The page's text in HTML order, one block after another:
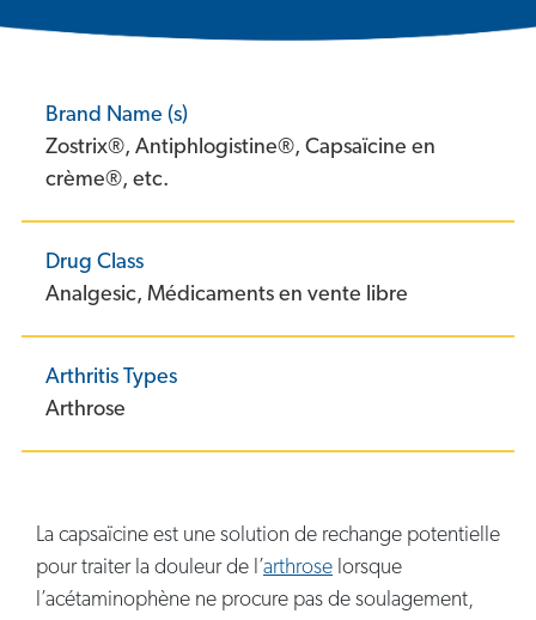
Brand Name (s)
Zostrix®, Antiphlogistine®, Capsaïcine en
crème®, etc.
Drug Class
Analgesic, Médicaments en vente libre
Arthritis Types
Arthrose
La capsaïcine est une solution de rechange potentielle
pour traiter la douleur de l’arthrose lorsque
l’acétaminophène ne procure pas de soulagement,